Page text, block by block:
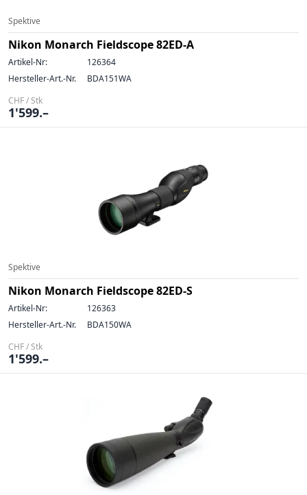
Spektive
Nikon Monarch Fieldscope 82ED-A
Artikel-Nr:
126364
Hersteller-Art.-Nr.
BDA151WA
CHF / Stk
1'599.–
Spektive
Nikon Monarch Fieldscope 82ED-S
Artikel-Nr:
126363
Hersteller-Art.-Nr.
BDA150WA
CHF / Stk
1'599.–